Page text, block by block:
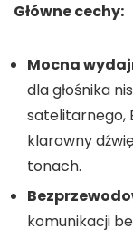
Główne cechy:
Mocna
dla głośnika
satelitarnego,
klarowny
tonach.
komunikacji